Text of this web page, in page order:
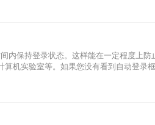
内保持登录状态。这样能在一定程度上
机实验室等。如果您没有看到自动登录